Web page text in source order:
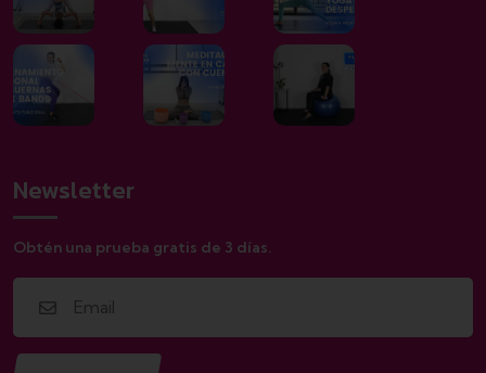
Newsletter
Obtén una prueba gratis de 3 días.